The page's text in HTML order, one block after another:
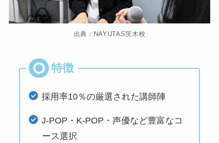
出典：NAYUTAS茨木校
採用率10％の厳選された講師陣
J-POP・K-POP・声優など豊富なコ
ース選択